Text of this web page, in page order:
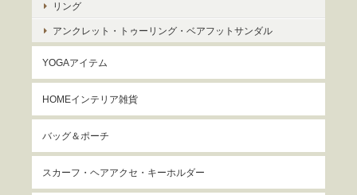
リング
アンクレット・トゥーリング・ベアフットサンダル
YOGAアイテム
HOMEインテリア雑貨
バッグ＆ポーチ
スカーフ・ヘアアクセ・キーホルダー